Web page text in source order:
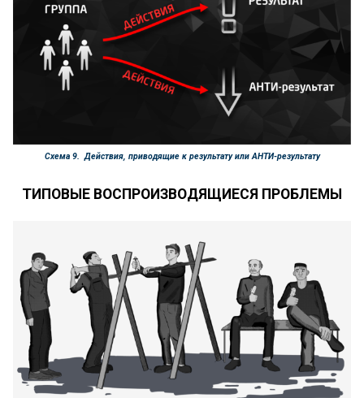
Схема 9. Действия, приводящие к результату или АНТИ-результату
ТИПОВЫЕ ВОСПРОИЗВОДЯЩИЕСЯ ПРОБЛЕМЫ